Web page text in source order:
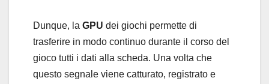
Dunque, la GPU dei giochi permette di
trasferire in modo continuo durante il corso del
gioco tutti i dati alla scheda. Una volta che
questo segnale viene catturato, registrato e